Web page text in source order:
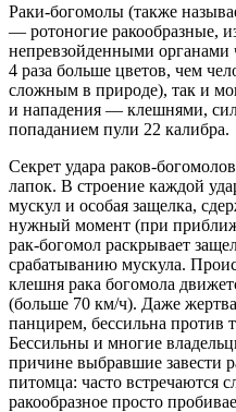
Раки-богомолы (также
— ротоногие ракообразные,
непревзойденными органами
4 раза больше цветов, чем
сложным в природе), так и
и нападения — клешнями,
попаданием пули 22 калибра.
Секрет удара раков-
лапок. В строение каждой
мускул и особая защелка,
нужный момент (при
рак-богомол раскрывает
срабатыванию мускула.
клешня рака богомола
(больше 70 км/ч). Даже
панцирем, бессильна против
Бессильны и многие
причине выбравшие завести
питомца: часто встречаются
ракообразное просто